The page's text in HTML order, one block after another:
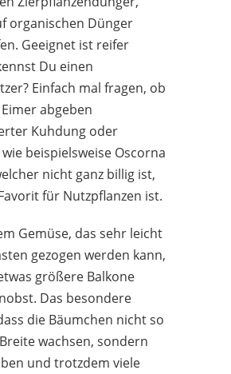
organischen Dünger
Geeignet ist reifer
Du einen
Einfach mal fragen, ob
abgeben
Kuhdung oder
beispielsweise Oscorna
nicht ganz billig ist,
für Nutzpflanzen ist.
Gemüse, das sehr leicht
gezogen werden kann,
größere Balkone
Das besondere
die Bäumchen nicht so
wachsen, sondern
und trotzdem viele